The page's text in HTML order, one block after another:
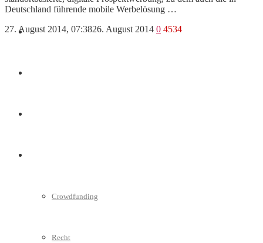
Marketing
Crowdfunding
Recht
Deutschland führende mobile Werbelösung …
27. August 2014, 07:3826. August 2014 0 4534